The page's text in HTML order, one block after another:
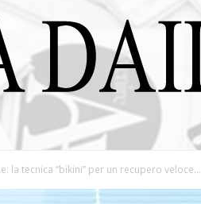
la tecnica “bikini” per un recupero veloce...